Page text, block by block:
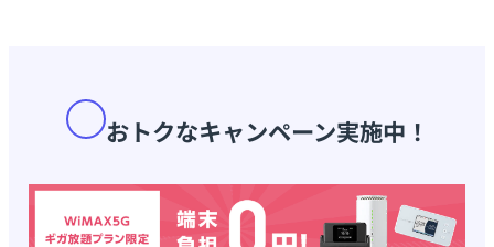
おトクなキャンペーン実施中！